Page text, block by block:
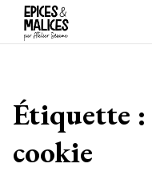
Skip to content
Étiquette :
cookie